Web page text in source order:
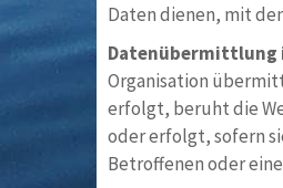
Daten dienen, mit
Datenübermittlung
Organisation
erfolgt, beruht die
oder erfolgt, sofern
Betroffenen oder